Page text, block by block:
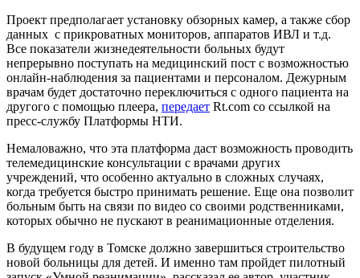
Проект предполагает установку обзорных камер, а также сбор
данных с прикроватных мониторов, аппаратов ИВЛ и т.д.
Все показатели жизнедеятельности больных будут
непрерывно поступать на медицинский пост с возможностью
онлайн-наблюдения за пациентами и персоналом. Дежурным
врачам будет достаточно переключиться с одного пациента на
другого с помощью плеера, передает Rt.com со ссылкой на
пресс-службу Платформы НТИ.
Немаловажно, что эта платформа даст возможность проводить
телемедицинские консультации с врачами других
учреждений, что особенно актуально в сложных случаях,
когда требуется быстро принимать решение. Еще она позволит
больным быть на связи по видео со своими родственниками,
которых обычно не пускают в реанимационные отделения.
В будущем году в Томске должно завершиться строительство
новой больницы для детей. И именно там пройдет пилотный